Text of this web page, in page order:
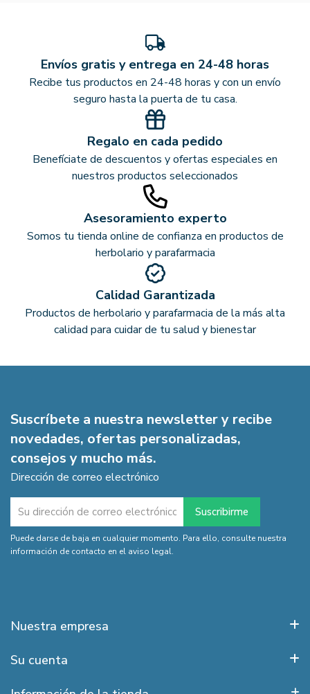
Envíos gratis y entrega en 24-48 horas
Recibe tus productos en 24-48 horas y con un envío
seguro hasta la puerta de tu casa.
Regalo en cada pedido
Benefíciate de descuentos y ofertas especiales en
nuestros productos seleccionados
Asesoramiento experto
Somos tu tienda online de confianza en productos de
herbolario y parafarmacia
Calidad Garantizada
Productos de herbolario y parafarmacia de la más alta
calidad para cuidar de tu salud y bienestar
Suscríbete a nuestra newsletter y recibe
novedades, ofertas personalizadas,
consejos y mucho más.
Dirección de correo electrónico
Puede darse de baja en cualquier momento. Para ello, consulte nuestra
información de contacto en el aviso legal.
Nuestra empresa
Su cuenta